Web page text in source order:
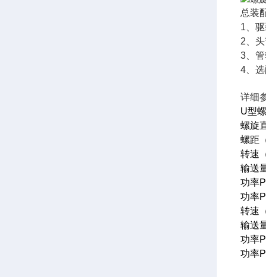
总装
1、
2、
3、
4、
详细
U型
螺旋
螺距
转速
输送
功率
功率
转速
输送
功率
功率